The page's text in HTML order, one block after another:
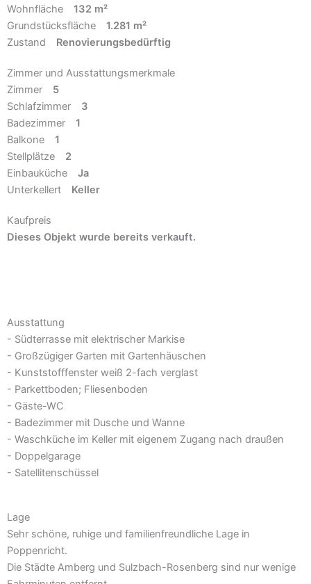
Wohnfläche
132 m²
Grundstücksfläche
1.281 m²
Zustand
Renovierungsbedürftig
Zimmer und Ausstattungsmerkmale
Zimmer
5
Schlafzimmer
3
Badezimmer
1
Balkone
1
Stellplätze
2
Einbauküche
Ja
Unterkellert
Keller
Kaufpreis
Dieses Objekt wurde bereits verkauft.
Ausstattung
- Südterrasse mit elektrischer Markise
- Großzügiger Garten mit Gartenhäuschen
- Kunststofffenster weiß 2-fach verglast
- Parkettboden; Fliesenboden
- Gäste-WC
- Badezimmer mit Dusche und Wanne
- Waschküche im Keller mit eigenem Zugang nach draußen
- Doppelgarage
- Satellitenschüssel
Lage
Sehr schöne, ruhige und familienfreundliche Lage in
Poppenricht.
Die Städte Amberg und Sulzbach-Rosenberg sind nur wenige